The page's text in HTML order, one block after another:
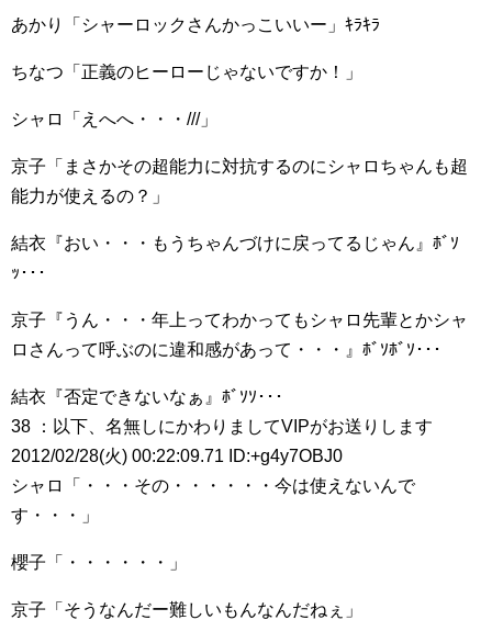
あかり「シャーロックさんかっこいいー」ｷﾗｷﾗ
ちなつ「正義のヒーローじゃないですか！」
シャロ「えへへ・・・///」
京子「まさかその超能力に対抗するのにシャロちゃんも超
能力が使えるの？」
結衣『おい・・・もうちゃんづけに戻ってるじゃん』ﾎﾞｿ
ｯ･･･
京子『うん・・・年上ってわかってもシャロ先輩とかシャ
ロさんって呼ぶのに違和感があって・・・』ﾎﾞｿﾎﾞｿ･･･
結衣『否定できないなぁ』ﾎﾞｿｿ･･･
38 ：以下、名無しにかわりましてVIPがお送りします
2012/02/28(火) 00:22:09.71 ID:+g4y7OBJ0
シャロ「・・・その・・・・・・今は使えないんで
す・・・」
櫻子「・・・・・・」
京子「そうなんだー難しいもんなんだねぇ」